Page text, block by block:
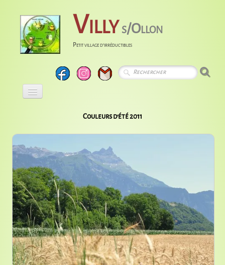
Villy s/Ollon
Petit village d'irréductibles
Calendrier
Albums
Entreprises
Histoire
Liens
Couleurs d'été 2011